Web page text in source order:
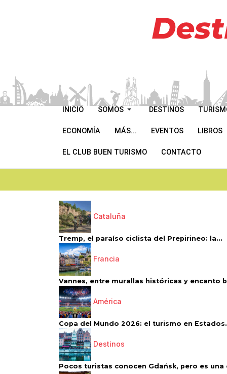
INICIO SOMOS DESTINOS
ECONOMÍA MÁS... EVENTOS LIBROS
EL CLUB BUEN TURISMO CONTACTO
Cataluña
Tremp, el paraíso ciclista del Prepirineo: la...
Francia
Vannes, entre murallas históricas y encanto
América
Copa del Mundo 2026: el turismo en
Destinos
Pocos turistas conocen Gdańsk, pero es una